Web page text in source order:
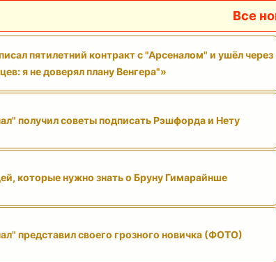
Все
пятилетний контракт с "Арсеналом" и ушёл через
я не доверял плану Венгера"»
получил советы подписать Рэшфорда и Нету
которые нужно знать о Бруну Гимарайнше
представил своего грозного новичка (ФОТО)